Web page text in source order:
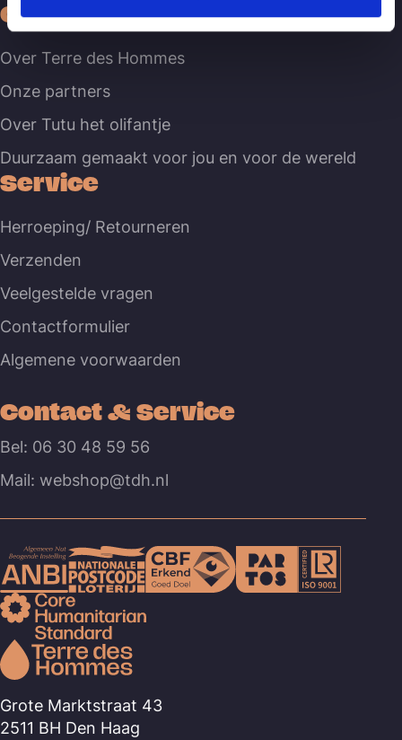
Over ons
Over Terre des Hommes
Onze partners
Over Tutu het olifantje
Duurzaam gemaakt voor jou en voor de wereld
Service
Herroeping/ Retourneren
Verzenden
Veelgestelde vragen
Contactformulier
Algemene voorwaarden
Contact & Service
Bel: 06 30 48 59 56
Mail: webshop@tdh.nl
Grote Marktstraat 43
2511 BH Den Haag